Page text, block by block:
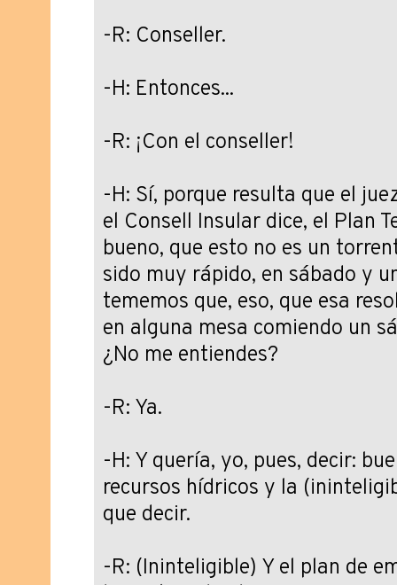
-R: Conseller.
-H: Entonces...
-R: ¡Con el conseller!
-H: Sí, porque resulta que el
el Consell Insular dice, el Plan
bueno, que esto no es un
sido muy rápido, en sábado y
tememos que, eso, que esa
en alguna mesa comiendo un
¿No me entiendes?
-R: Ya.
-H: Y quería, yo, pues, decir:
recursos hídricos y la
que decir.
-R: (Ininteligible) Y el plan de